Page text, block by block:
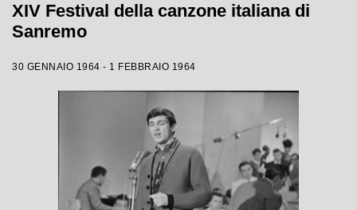
XIV Festival della canzone italiana di
Sanremo
30 GENNAIO 1964 - 1 FEBBRAIO 1964